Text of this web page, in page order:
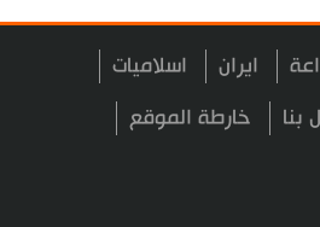
عن سيادتها
متولي العتبة الحسينية ومحافظ كربلاء
بجوار مكان استشهاد الإمام
طفل عراقي بأعجوبة+ فيديو
ايران اسلاميات
بنا خارطة الموقع